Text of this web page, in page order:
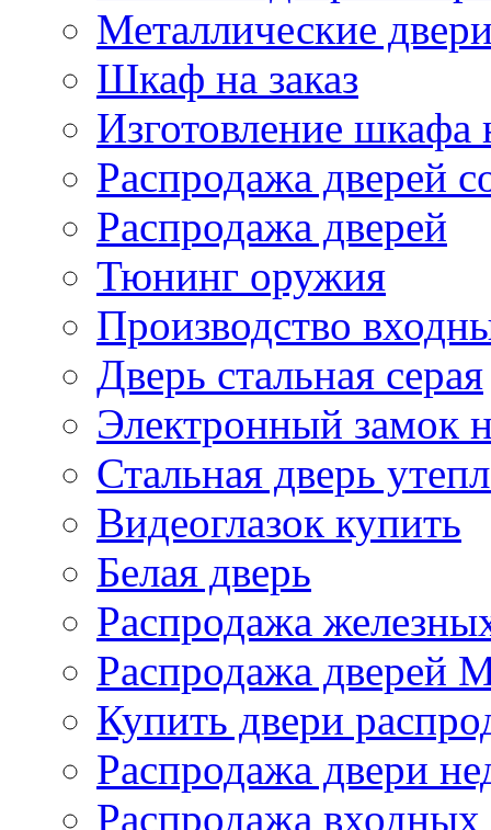
Металлические
Шкаф на заказ
Изготовление шкафа
Распродажа дверей
Распродажа дверей
Тюнинг оружия
Производство
Дверь стальная серая
Электронный замок
Стальная дверь
Видеоглазок купить
Белая дверь
Распродажа
Распродажа дверей
Купить двери
Распродажа двери
Распродажа